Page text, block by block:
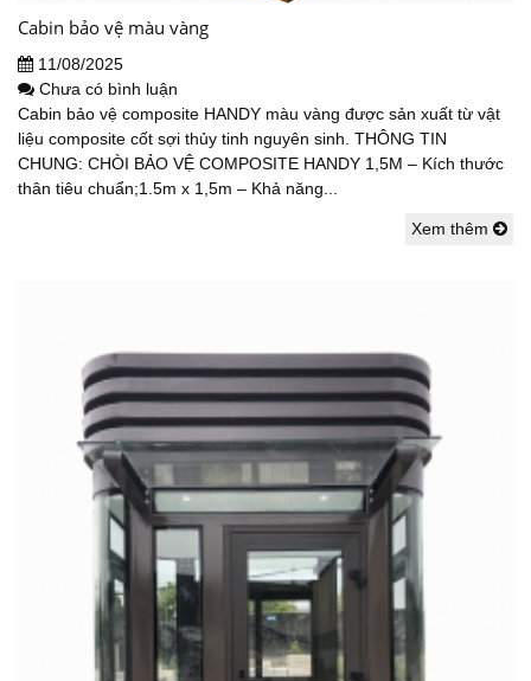
Cabin bảo vệ màu vàng
11/08/2025
Chưa có bình luận
Cabin bảo vệ composite HANDY màu vàng được sản xuất từ vật
liệu composite cốt sợi thủy tinh nguyên sinh. THÔNG TIN
CHUNG: CHÒI BẢO VỆ COMPOSITE HANDY 1,5M – Kích thước
thân tiêu chuẩn;1.5m x 1,5m – Khả năng...
Xem thêm